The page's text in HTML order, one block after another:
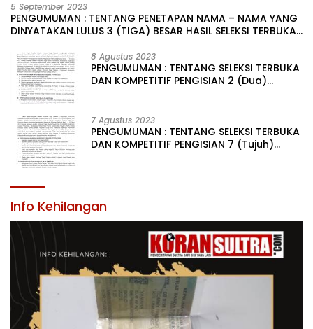
5 September 2023
PENGUMUMAN : TENTANG PENETAPAN NAMA – NAMA YANG
DINYATAKAN LULUS 3 (TIGA) BESAR HASIL SELEKSI TERBUKA
LINGKUNGAN PEMERINTAH DAERAH KABUPATEN KONAWE
8 Agustus 2023
PENGUMUMAN : TENTANG SELEKSI TERBUKA
DAN KOMPETITIF PENGISIAN 2 (Dua)
KABUPATEN KONAWE
7 Agustus 2023
PENGUMUMAN : TENTANG SELEKSI TERBUKA
DAN KOMPETITIF PENGISIAN 7 (Tujuh)
Info Kehilangan